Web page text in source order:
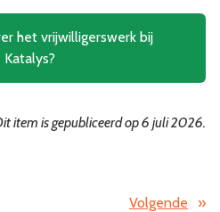
het vrijwilligerswerk bij
Katalys?
item is gepubliceerd op 6 juli 2026.
Volgende »